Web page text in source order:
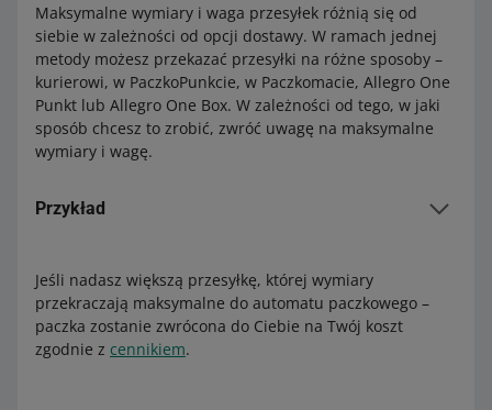
Maksymalne wymiary i waga przesyłek różnią się od
siebie w zależności od opcji dostawy. W ramach jednej
metody możesz przekazać przesyłki na różne sposoby –
kurierowi, w PaczkoPunkcie, w Paczkomacie, Allegro One
Punkt lub Allegro One Box. W zależności od tego, w jaki
sposób chcesz to zrobić, zwróć uwagę na maksymalne
wymiary i wagę.
Przykład
Czechy i zawsze przekazujesz paczki bezpośrednio
kurierowi, możesz sugerować się wymiarami i wagą,
które są maksymalne dla nadań u kuriera dla tej opcji
dostawy:
Jeśli nadasz większą przesyłkę, której wymiary
przekraczają maksymalne do automatu paczkowego –
paczka zostanie zwrócona do Ciebie na Twój koszt
zgodnie z cennikiem.